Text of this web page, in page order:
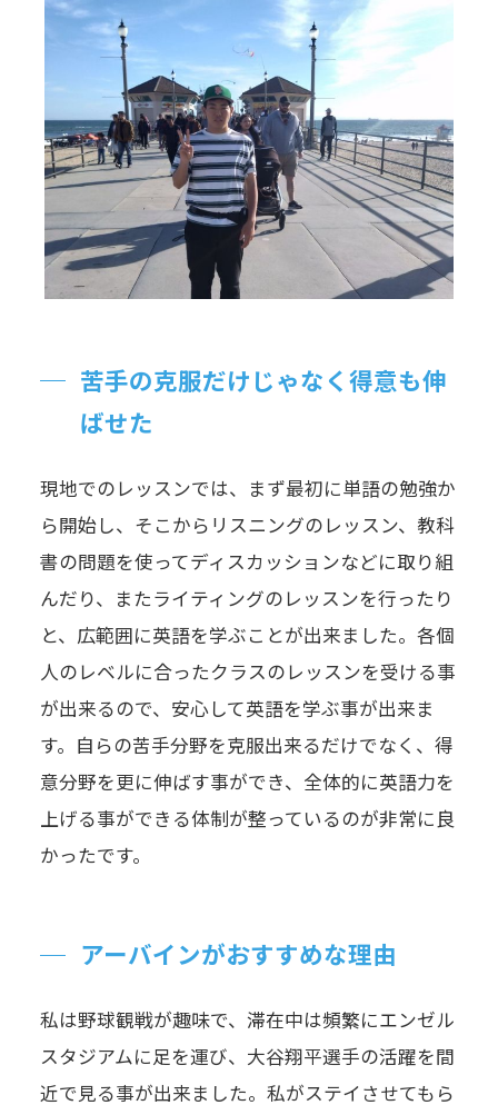
苦手の克服だけじゃなく得意も伸
ばせた
現地でのレッスンでは、まず最初に単語の勉強か
ら開始し、そこからリスニングのレッスン、教科
書の問題を使ってディスカッションなどに取り組
んだり、またライティングのレッスンを行ったり
と、広範囲に英語を学ぶことが出来ました。各個
人のレベルに合ったクラスのレッスンを受ける事
が出来るので、安心して英語を学ぶ事が出来ま
す。自らの苦手分野を克服出来るだけでなく、得
意分野を更に伸ばす事ができ、全体的に英語力を
上げる事ができる体制が整っているのが非常に良
かったです。
アーバインがおすすめな理由
私は野球観戦が趣味で、滞在中は頻繁にエンゼル
スタジアムに足を運び、大谷翔平選手の活躍を間
近で見る事が出来ました。私がステイさせてもら